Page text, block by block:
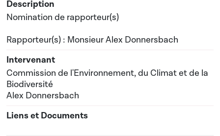
Nomination de rapporteur(s)
Rapporteur(s) : Monsieur Alex Donnersbach
Commission de l'Environnement, du Climat et de la
Biodiversité
Alex Donnersbach